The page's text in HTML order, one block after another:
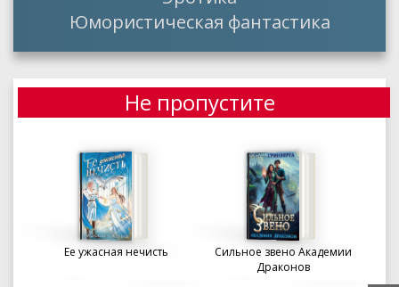
Юмористическая фантастика
Не пропустите
Ее ужасная нечисть
Сильное звено Академии
Драконов